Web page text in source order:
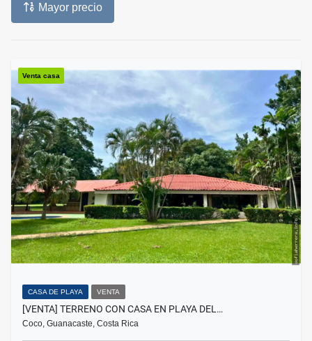
Mayor precio
Venta casa
CASA DE PLAYA VENTA
[VENTA] TERRENO CON CASA EN PLAYA DEL…
Coco, Guanacaste, Costa Rica